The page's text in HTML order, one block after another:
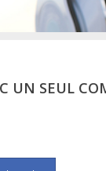
UN SEUL